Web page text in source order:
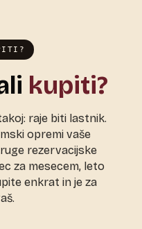
kupiti?
raje biti lastnik.
opremi vaše
rezervacijske
za mesecem, leto
enkrat in je za